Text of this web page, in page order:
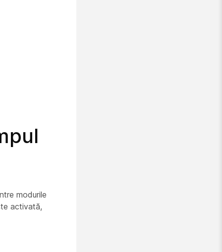
modurile
activată,